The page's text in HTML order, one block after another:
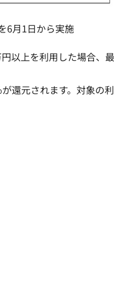
6月1日から実施
以上を利用した場合、
還元されます。対象の